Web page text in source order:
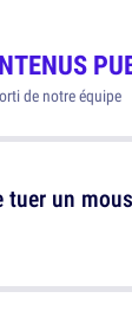
de notre équipe
un